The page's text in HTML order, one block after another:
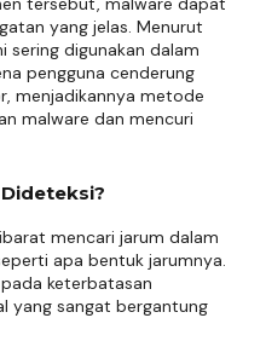
yang jelas. Menurut
sering digunakan dalam
pengguna cenderung
menjadikannya metode
malware dan mencuri
mencari jarum dalam
apa bentuk jarumnya.
keterbatasan
yang sangat bergantung